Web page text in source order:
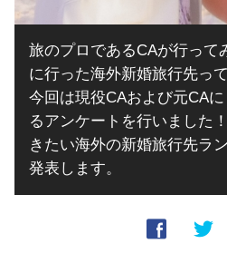
旅のプロであるCAが行って
に行った海外新婚旅行先っ
今回は現役CAおよび元CA
るアンケートを行いました
きたい海外の新婚旅行先ラ
発表します。